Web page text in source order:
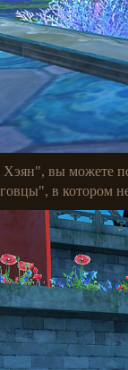
вы можете
в котором